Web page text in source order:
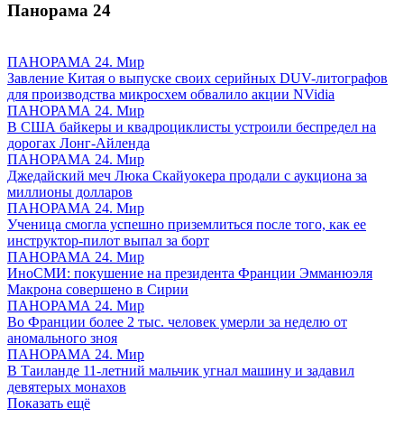
Панорама 24
ПАНОРАМА 24. Мир
Завление Китая о выпуске своих серийных DUV-литографов
для производства микросхем обвалило акции NVidia
ПАНОРАМА 24. Мир
В США байкеры и квадроциклисты устроили беспредел на
дорогах Лонг-Айленда
ПАНОРАМА 24. Мир
Джедайский меч Люка Скайуокера продали с аукциона за
миллионы долларов
ПАНОРАМА 24. Мир
Ученица смогла успешно приземлиться после того, как ее
инструктор-пилот выпал за борт
ПАНОРАМА 24. Мир
ИноСМИ: покушение на президента Франции Эмманюэля
Макрона совершено в Сирии
ПАНОРАМА 24. Мир
Во Франции более 2 тыс. человек умерли за неделю от
аномального зноя
ПАНОРАМА 24. Мир
В Таиланде 11-летний мальчик угнал машину и задавил
девятерых монахов
Показать ещё